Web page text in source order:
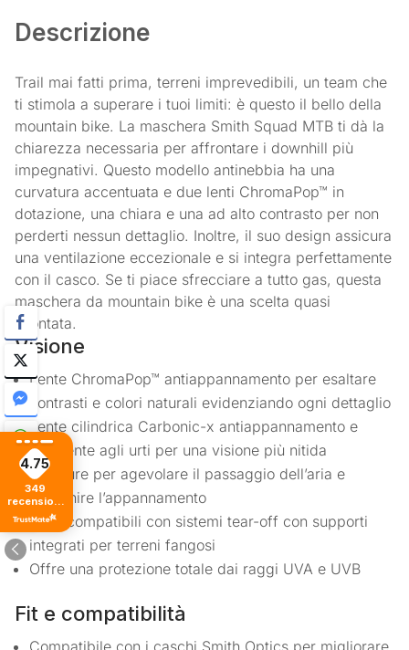
Descrizione
Trail mai fatti prima, terreni imprevedibili, un team che
ti stimola a superare i tuoi limiti: è questo il bello della
mountain bike. La maschera Smith Squad MTB ti dà la
chiarezza necessaria per affrontare i downhill più
impegnativi. Questo modello antinebbia ha una
curvatura accentuata e due lenti ChromaPop™ in
dotazione, una chiara e una ad alto contrasto per non
perderti nessun dettaglio. Inoltre, il suo design assicura
una ventilazione eccezionale e si integra perfettamente
con il casco. Se ti piace sfrecciare a tutto gas, questa
maschera da mountain bike è una scelta quasi
scontata.
Visione
Lente ChromaPop™ antiappannamento per esaltare
contrasti e colori naturali evidenziando ogni dettaglio
Lente cilindrica Carbonic-x antiappannamento e
resistente agli urti per una visione più nitida
Aperture per agevolare il passaggio dell’aria e
prevenire l’appannamento
Lenti compatibili con sistemi tear-off con supporti
integrati per terreni fangosi
Offre una protezione totale dai raggi UVA e UVB
Fit e compatibilità
Compatibile con i caschi Smith Optics per migliorare
4.75
349
recensioni
di tutti i
tempi